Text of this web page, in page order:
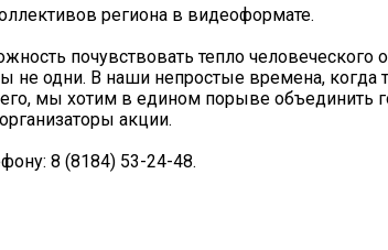
региона в видеоформате.
почувствовать тепло человеческого
не одни. В наши непростые времена, когда
мы хотим в едином порыве объединить
акции.
8 (8184) 53-24-48.